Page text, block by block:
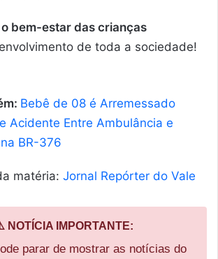
bem-estar das crianças
de toda a sociedade!
Bebê de 08 é Arremessado
Acidente Entre Ambulância e
BR-376
matéria: Jornal Repórter do Vale
NOTÍCIA IMPORTANTE:
parar de mostrar as notícias do